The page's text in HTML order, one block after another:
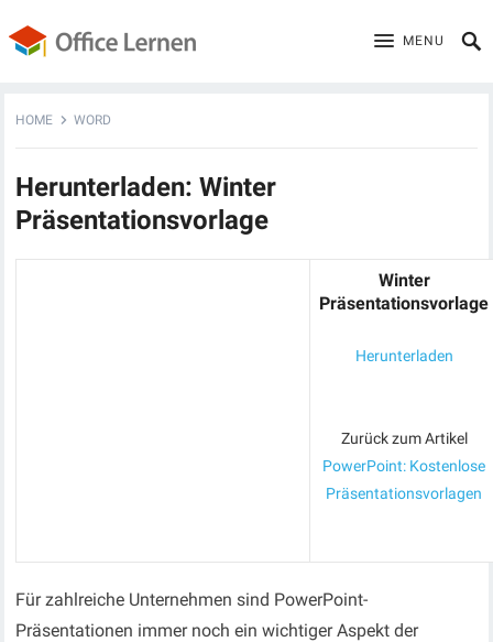
MENU
HOME WORD
Herunterladen: Winter
Präsentationsvorlage
Winter
Präsentationsvorlage
Herunterladen
Zurück zum Artikel
PowerPoint: Kostenlose
Präsentationsvorlagen
Für zahlreiche Unternehmen sind PowerPoint-
Präsentationen immer noch ein wichtiger Aspekt der